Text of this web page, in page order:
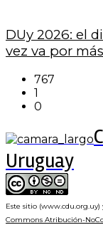
DUy 2026: el
vez va por más
767
1
0
Uruguay
Este sitio
Commons Atribución-